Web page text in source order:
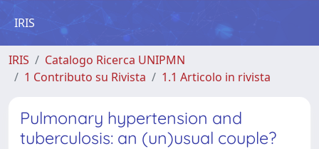
IRIS
IRIS
Catalogo Ricerca UNIPMN
1 Contributo su Rivista
1.1 Articolo in rivista
Pulmonary hypertension and
tuberculosis: an (un)usual couple?